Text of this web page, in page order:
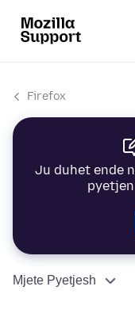
Firefox
Ju duhet ende
Mjete Pyetjesh